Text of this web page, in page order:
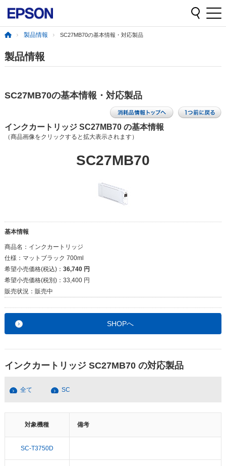
製品情報 SC27MB70の基本情報・対応製品
製品情報
SC27MB70の基本情報・対応製品
インクカートリッジ SC27MB70 の基本情報
（商品画像をクリックすると拡大表示されます）
SC27MB70
基本情報
商品名： インクカートリッジ
仕様： マットブラック 700ml
希望小売価格(税込)： 36,740 円
希望小売価格(税別)： 33,400 円
販売状況： 販売中
SHOPへ
インクカートリッジ SC27MB70 の対応製品
全て SC
対象機種 備考
SC-T3750D